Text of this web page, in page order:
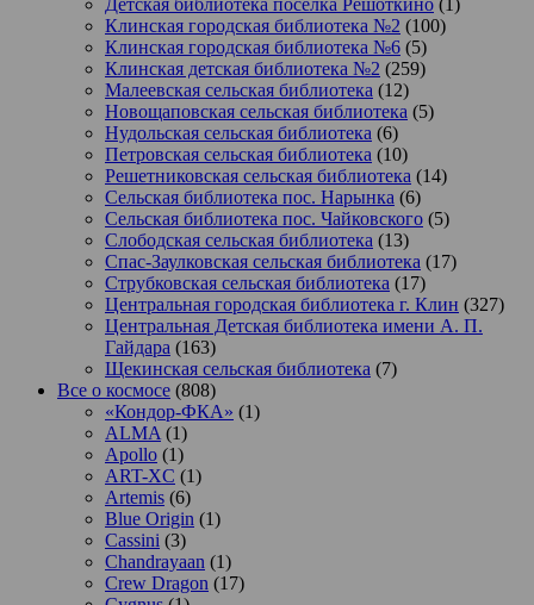
Детская библиотека поселка Решоткино (1)
Клинская городская библиотека №2 (100)
Клинская городская библиотека №6 (5)
Клинская детская библиотека №2 (259)
Малеевская сельская библиотека (12)
Новощаповская сельская библиотека (5)
Нудольская сельская библиотека (6)
Петровская сельская библиотека (10)
Решетниковская сельская библиотека (14)
Сельская библиотека пос. Нарынка (6)
Сельская библиотека пос. Чайковского (5)
Слободская сельская библиотека (13)
Спас-Заулковская сельская библиотека (17)
Струбковская сельская библиотека (17)
Центральная городская библиотека г. Клин (327)
Центральная Детская библиотека имени А. П.
Гайдара (163)
Щекинская сельская библиотека (7)
Все о космосе (808)
«Кондор-ФКА» (1)
ALMA (1)
Apollo (1)
ART-XC (1)
Artemis (6)
Blue Origin (1)
Cassini (3)
Chandrayaan (1)
Crew Dragon (17)